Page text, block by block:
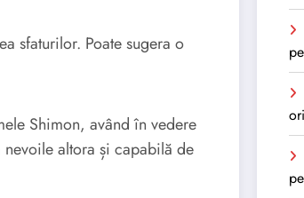
sfaturilor. Poate sugera o
Shimon, având în vedere
altora și capabilă de